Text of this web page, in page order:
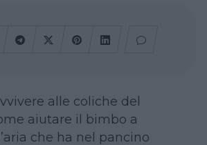
alle coliche del
aiutare il bimbo a
che ha nel pancino